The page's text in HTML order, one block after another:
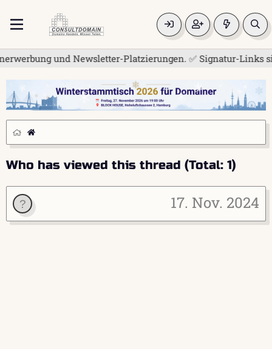
und Newsletter-Platzierungen. ✅ Signatur-Links
Who has viewed this thread (Total: 1)
17. Nov. 2024